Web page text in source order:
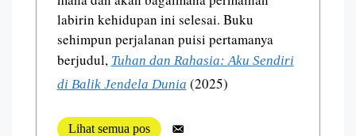
labirin kehidupan ini selesai. Buku
sehimpun perjalanan puisi pertamanya
berjudul, Tuhan dan Rahasia: Aku Sendiri
di Balik Jendela Dunia (2025)
Lihat semua pos